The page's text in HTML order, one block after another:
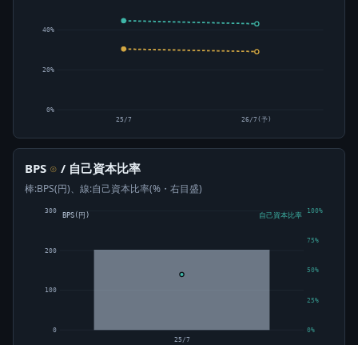
0%
20%
40%
25/7 26/7(予)
BPS ⊙ / 自己資本比率
棒:BPS(円)、線:自己資本比率(%・右目盛)
0
100
200
300
0%
25%
50%
75%
100%
25/7
BPS(円) 自己資本比率